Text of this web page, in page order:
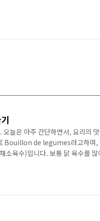
늘은 아주 간단하면서, 요리의
Bouillon de legumes라고하며,
육수)입니다. 보통 닭 육수를 많
다. 국이나 찌개육수는 다시마,
늘 - 4ea 샐러리 - 15g 토마토..